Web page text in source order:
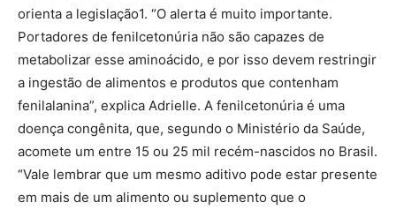
orienta a legislação1. “O alerta é muito importante.
Portadores de fenilcetonúria não são capazes de
metabolizar esse aminoácido, e por isso devem restringir
a ingestão de alimentos e produtos que contenham
fenilalanina”, explica Adrielle. A fenilcetonúria é uma
doença congênita, que, segundo o Ministério da Saúde,
acomete um entre 15 ou 25 mil recém-nascidos no Brasil.
“Vale lembrar que um mesmo aditivo pode estar presente
em mais de um alimento ou suplemento que o